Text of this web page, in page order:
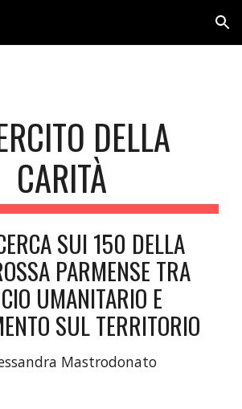
Skip to navigation
DELLA
CARITÀ
SUI 150 DELLA
PARMENSE TRA
UMANITARIO E
SUL TERRITORIO
Mastrodonato